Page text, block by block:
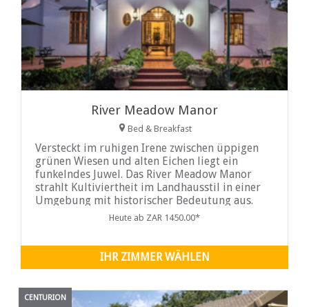
River Meadow Manor
Bed & Breakfast
Versteckt im ruhigen Irene zwischen üppigen
grünen Wiesen und alten Eichen liegt ein
funkelndes Juwel. Das River Meadow Manor
strahlt Kultiviertheit im Landhausstil in einer
Umgebung mit historischer Bedeutung aus.
Heute ab ZAR 1450.00*
IHR ZIMMER WÄHLEN
CENTURION